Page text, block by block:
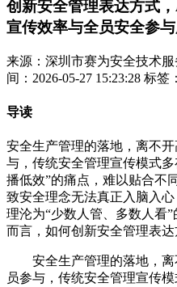
创新安全管理表达方式
宣传效率与全员安全参
来源：深圳市赛为安全技术服
间：2026-05-27 15:23:28 标签
导读
安全生产管理的落地，离不
与，传统安全管理宣传模式
播低效”的痛点，难以贴合不
致安全理念无法真正入脑入
理沦为“少数人管、多数人看
而言，如何创新安全管理表达
安全生产管理的落地，
员参与，传统安全管理宣传